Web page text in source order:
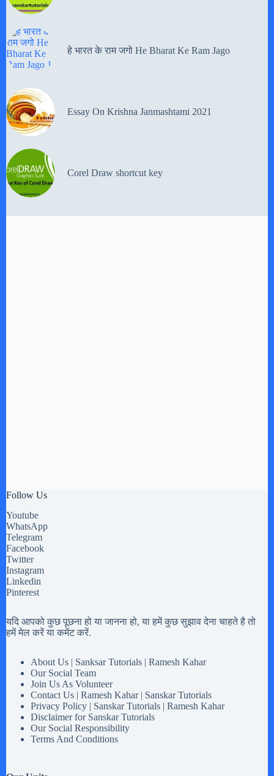
हे भारत के राम जगो He Bharat Ke Ram Jago
Essay On Krishna Janmashtami 2021
Corel Draw shortcut key
Follow Us
Youtube
WhatsApp
Telegram
Facebook
Twitter
Instagram
Linkedin
Pinterest
यदि आपको कुछ पूछना हो या जानना हो, या हमें कुछ सुझाव देना चाहते है तो
हमें मेल करें या कमेंट करें.
About Us | Sanksar Tutorials | Ramesh Kahar
Our Social Team
Join Us As Volunteer
Contact Us | Ramesh Kahar | Sanskar Tutorials
Privacy Policy | Sanskar Tutorials | Ramesh Kahar
Disclaimer for Sanskar Tutorials
Our Social Responsibility
Terms And Conditions